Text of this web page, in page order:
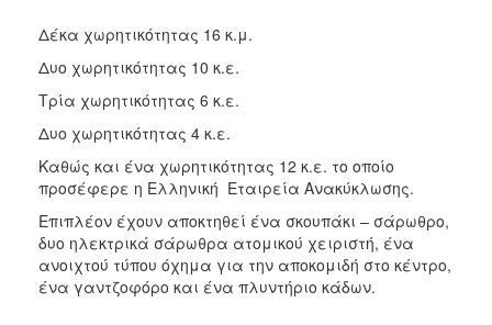
Δέκα χωρητικότητας 16 κ.μ.
Δυο χωρητικότητας 10 κ.ε.
Τρία χωρητικότητας 6 κ.ε.
Δυο χωρητικότητας 4 κ.ε.
Καθώς και ένα χωρητικότητας 12 κ.ε. το οποίο
προσέφερε η Ελληνική Εταιρεία Ανακύκλωσης.
Επιπλέον έχουν αποκτηθεί ένα σκουπάκι – σάρωθρο,
δυο ηλεκτρικά σάρωθρα ατομικού χειριστή, ένα
ανοιχτού τύπου όχημα για την αποκομιδή στο κέντρο,
ένα γαντζοφόρο και ένα πλυντήριο κάδων.